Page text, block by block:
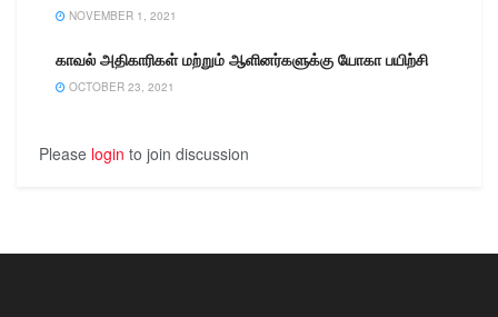
NOVEMBER 1, 2021
காவல் அதிகாரிகள் மற்றும் ஆளினர்களுக்கு யோகா பயிற்சி
OCTOBER 23, 2021
Please login to join discussion